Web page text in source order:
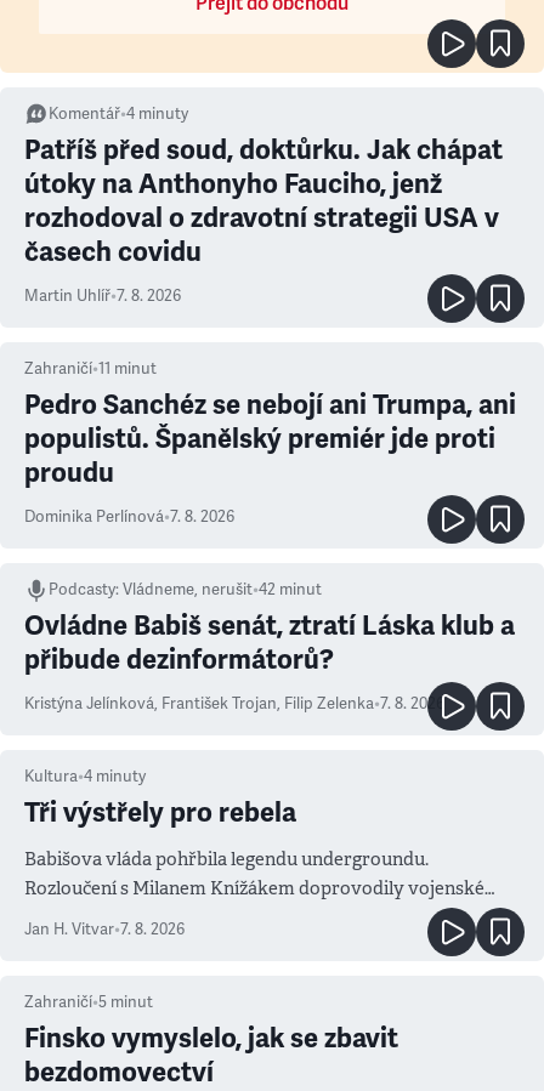
Komentář•4 minuty
Patříš před soud, doktůrku. Jak chápat
útoky na Anthonyho Fauciho, jenž
rozhodoval o zdravotní strategii USA v
časech covidu
Martin Uhlíř•7. 8. 2026
Zahraničí•11 minut
Pedro Sanchéz se nebojí ani Trumpa, ani
populistů. Španělský premiér jde proti
proudu
Dominika Perlínová•7. 8. 2026
Podcasty:Vládneme, nerušit•42 minut
Ovládne Babiš senát, ztratí Láska klub a
přibude dezinformátorů?
Kristýna Jelínková, František Trojan, Filip Zelenka•7. 8. 2026
Kultura•4 minuty
Tři výstřely pro rebela
Babišova vláda pohřbila legendu undergroundu.
Rozloučení s Milanem Knížákem doprovodily vojenské
salvy i kritika pokrokářů
Jan H. Vitvar•7. 8. 2026
Zahraničí•5 minut
Finsko vymyslelo, jak se zbavit
bezdomovectví